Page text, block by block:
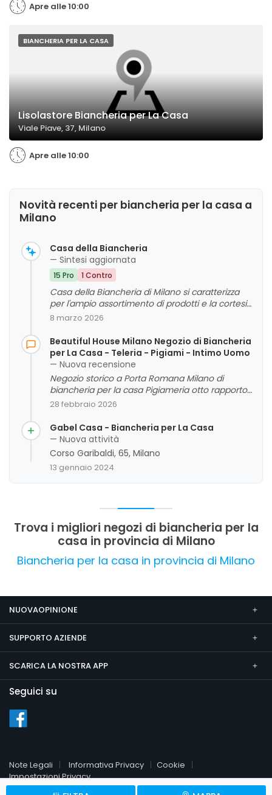
Apre alle 10:00
BIANCHERIA PER LA CASA
Lisolastore Biancheria per La Casa
Viale Piave, 37, Milano
Apre alle 10:00
Novità recenti per biancheria per la casa a
Milano
Casa della Biancheria
— Sintesi aggiornata
15 Pro 1 Contro
Casa della Biancheria di Milano si caratterizza
per l'ampio assortimento di prodotti e la cortesia
del personale. La gestione familiare e
un'atmosfera accogliente e di fiducia. Sebbene
alcuni commenti evidenzino un ambiente un po'
disordinato e un movimento interno difficile, la
qualità dei prodotti e la disponibilità dello staff
sono generalmente molto apprezzate,
rendendo il negozio un punto di riferimento per
la clientela alla ricerca di articoli per la casa.
8 marzo 2026
Beautiful House Milano Negozio di Biancheria
per La Casa - Teleria - Pigiami - Intimo Uomo
— Nuova recensione
Negozio storico a Porta Romana Milano di
biancheria per la casa Pigiameria otto rapporto
qualità prezzo
28 febbraio 2026
Gabel Casa - Biancheria per La Casa
— Nuova attività
Corso Garibaldi, 65, Milano
13 gennaio 2024
Trova i migliori negozi di biancheria per la
casa in provincia di Milano
Biancheria per la casa in provincia di Milano
NUOVAOPINIONE
SUPPORTO AZIENDE
SCARICA LA NOSTRA APP
Seguici su
Note Legali Informativa Privacy
Cookie
Impostazioni Privacy